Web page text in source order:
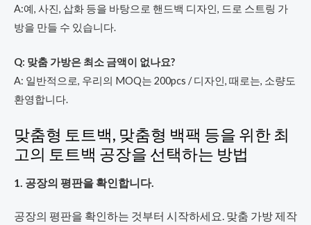
A:예, 사진, 삽화 등을 바탕으로 핸드백 디자인, 드로 스트링 가
방을 만들 수 있습니다.
Q: 맞춤 가방은 최소 금액이 없나요?
A: 일반적으로, 우리의 MOQ는 200pcs / 디자인, 때로는, 소량도
환영합니다.
맞춤형 토트백, 맞춤형 백팩 등을 위한 최
고의 토트백 공장을 선택하는 방법
1. 공장의 평판을 확인합니다.
공장의 평판을 확인하는 것부터 시작하세요. 맞춤 가방 제작